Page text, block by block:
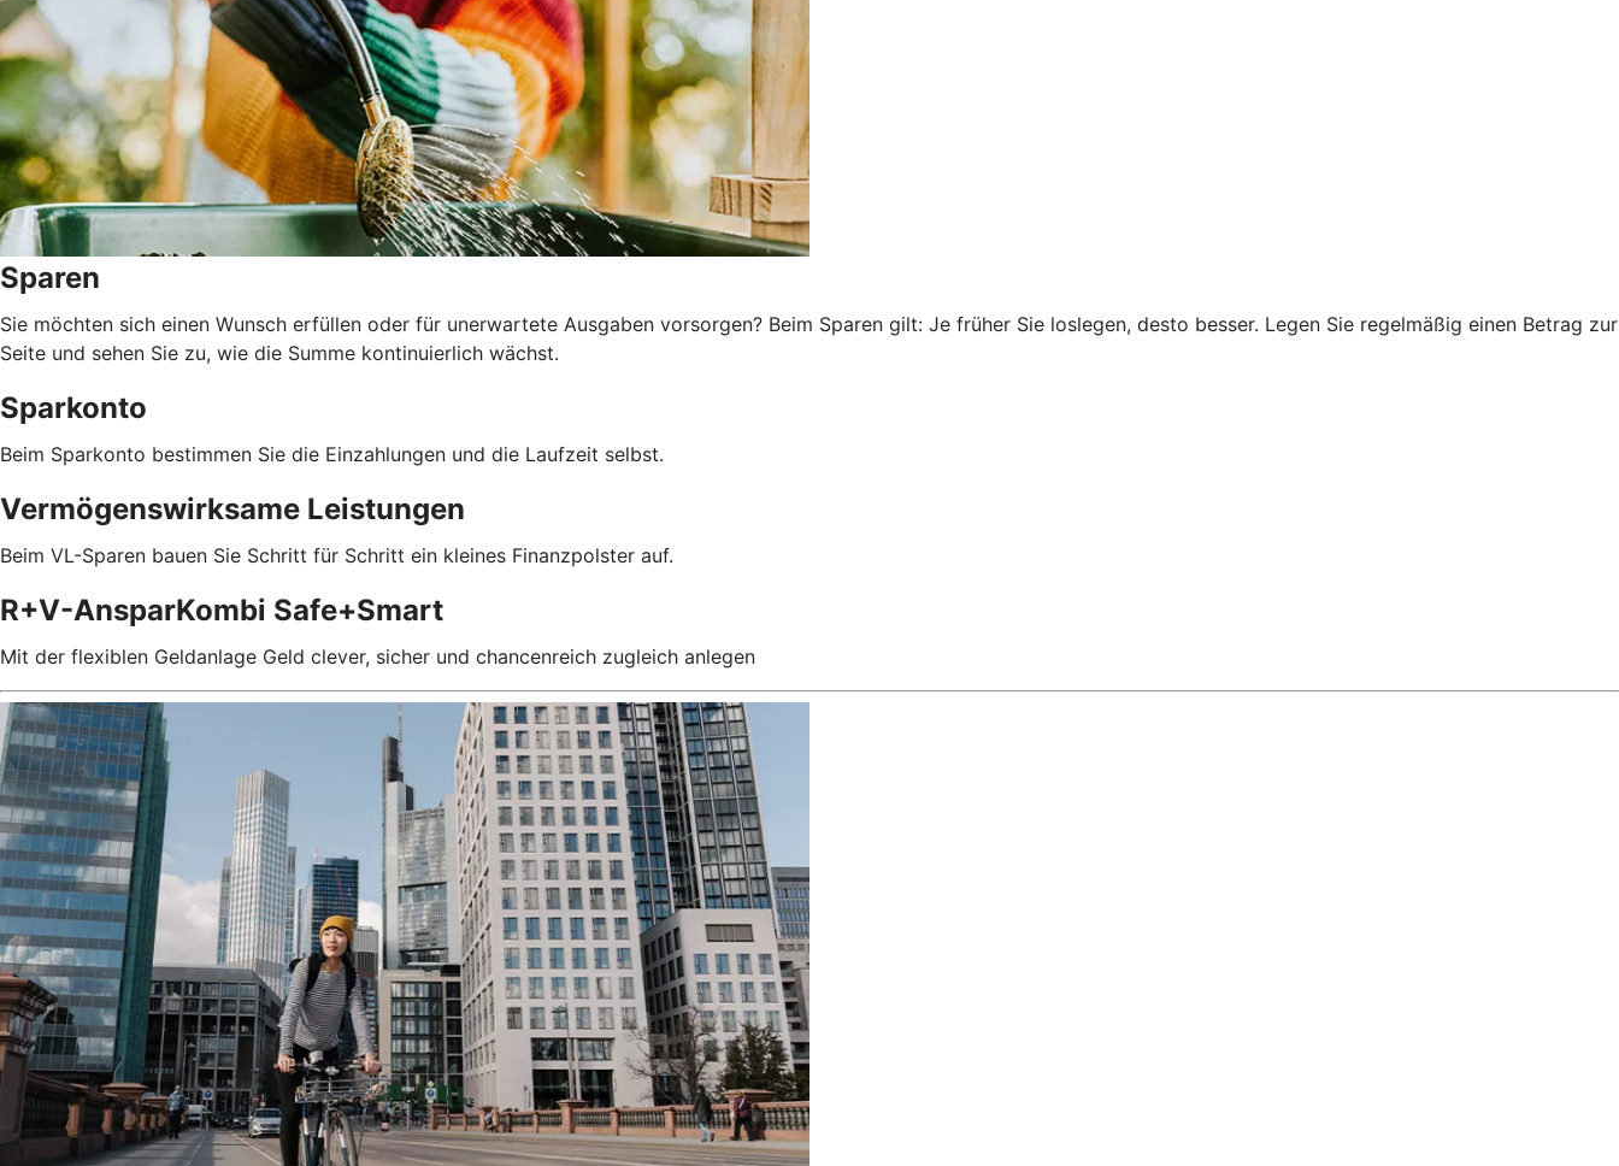
Sparen
Sie möchten sich einen Wunsch erfüllen oder für unerwartete Ausgaben vorsorgen? Beim Sparen gilt: Je früher Sie loslegen, desto besser. Legen Sie regelmäßig einen Betrag zur
Seite und sehen Sie zu, wie die Summe kontinuierlich wächst.
Sparkonto
Beim Sparkonto bestimmen Sie die Einzahlungen und die Laufzeit selbst.
Vermögenswirksame Leistungen
Beim VL-Sparen bauen Sie Schritt für Schritt ein kleines Finanzpolster auf.
R+V-AnsparKombi Safe+Smart
Mit der flexiblen Geldanlage Geld clever, sicher und chancenreich zugleich anlegen